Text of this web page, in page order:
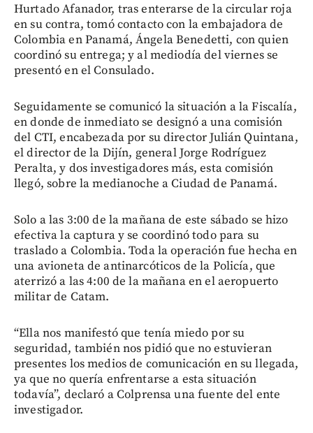
Hurtado Afanador, tras enterarse de la circular roja
en su contra, tomó contacto con la embajadora de
Colombia en Panamá, Ángela Benedetti, con quien
coordinó su entrega; y al mediodía del viernes se
presentó en el Consulado.
Seguidamente se comunicó la situación a la Fiscalía,
en donde de inmediato se designó a una comisión
del CTI, encabezada por su director Julián Quintana,
el director de la Dijín, general Jorge Rodríguez
Peralta, y dos investigadores más, esta comisión
llegó, sobre la medianoche a Ciudad de Panamá.
Solo a las 3:00 de la mañana de este sábado se hizo
efectiva la captura y se coordinó todo para su
traslado a Colombia. Toda la operación fue hecha en
una avioneta de antinarcóticos de la Policía, que
aterrizó a las 4:00 de la mañana en el aeropuerto
militar de Catam.
“Ella nos manifestó que tenía miedo por su
seguridad, también nos pidió que no estuvieran
presentes los medios de comunicación en su llegada,
ya que no quería enfrentarse a esta situación
todavía”, declaró a Colprensa una fuente del ente
investigador.